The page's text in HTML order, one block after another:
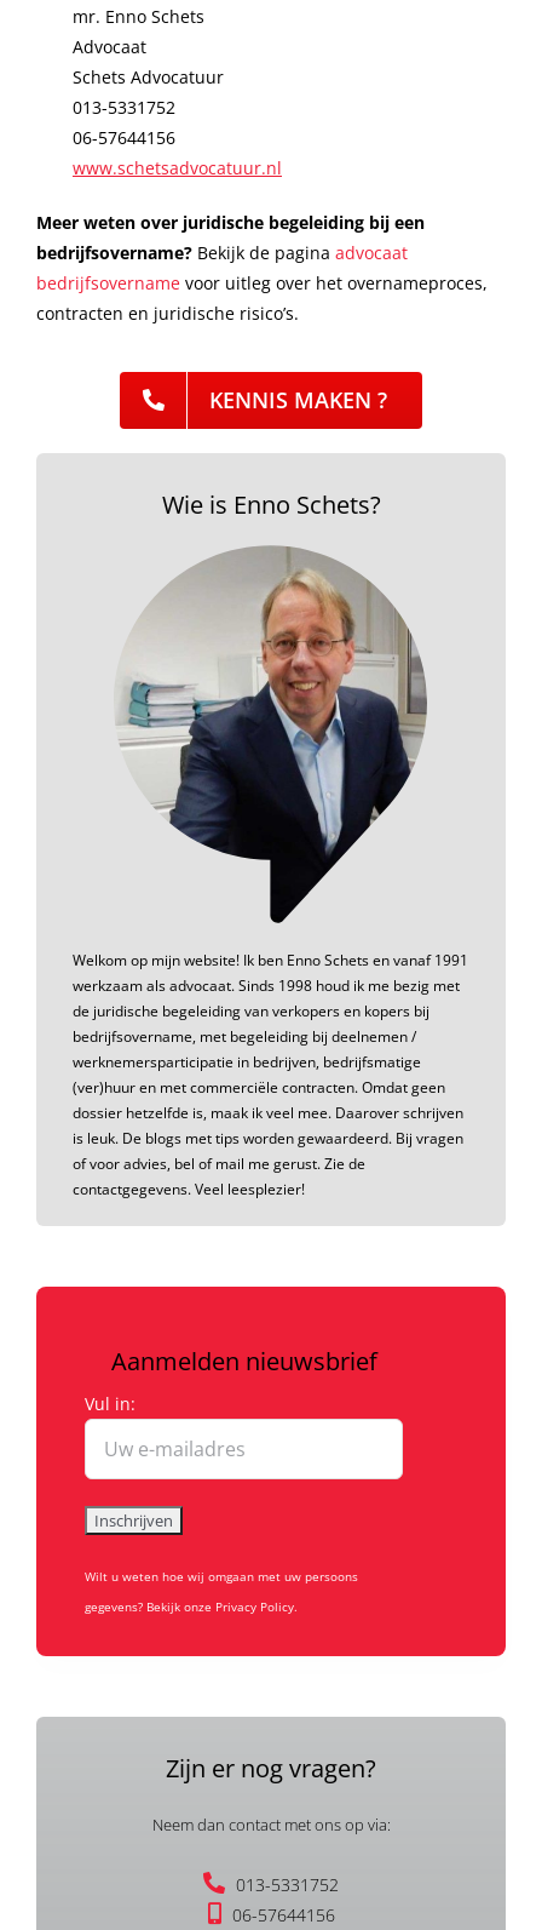
mr. Enno Schets
Advocaat
Schets Advocatuur
013-5331752
06-57644156
www.schetsadvocatuur.nl
Meer weten over juridische begeleiding bij een
bedrijfsovername?Bekijk de pagina advocaat
bedrijfsovernamevoor uitleg over het overnameproces,
contracten en juridische risico’s.
KENNIS MAKEN ?
Wie is Enno Schets?
Welkom op mijn website! Ik ben Enno Schets en vanaf 1991
werkzaam als advocaat. Sinds 1998 houd ik me bezig met
de juridische begeleiding van verkopers en kopers bij
bedrijfsovername, met begeleiding bij deelnemen /
werknemersparticipatie in bedrijven, bedrijfsmatige
(ver)huur en met commerciële contracten. Omdat geen
dossier hetzelfde is, maak ik veel mee. Daarover schrijven
is leuk. De blogs met tips worden gewaardeerd. Bij vragen
of voor advies, bel of mail me gerust. Zie de
contactgegevens. Veel leesplezier!
Aanmelden nieuwsbrief
Vul in:
Wilt u weten hoe wij omgaan met uw persoons
gegevens? Bekijk onze Privacy Policy.
Zijn er nog vragen?
Neem dan contact met ons op via:
013-5331752
06-57644156